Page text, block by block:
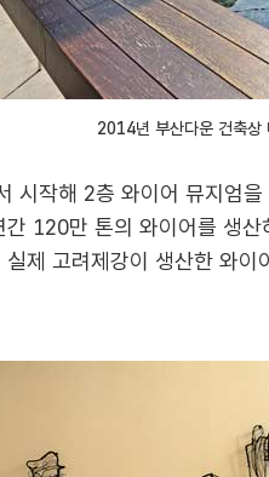
2014년 부산다운 건축상
시작해 2층 와이어 뮤지엄
120만 톤의 와이어를 생
제 고려제강이 생산한 와